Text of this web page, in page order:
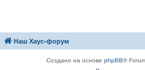
Наш Хаус-форум
Создано на основе phpBB®